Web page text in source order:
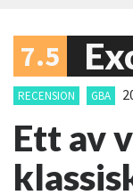
7.5
RECENSION GBA
Ett av